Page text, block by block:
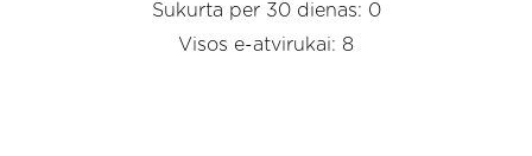
Sukurta per 30 dienas: 0
Visos e-atvirukai: 8